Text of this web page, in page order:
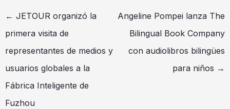
← JETOUR organizó la
primera visita de
representantes de medios y
usuarios globales a la
Fábrica Inteligente de
Fuzhou
Angeline Pompei lanza The
Bilingual Book Company
con audiolibros bilingües
para niños →